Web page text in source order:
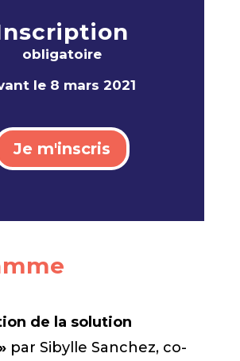
obligatoire
le 8 mars 2021
Je m'inscris
de la solution
par Sibylle Sanchez, co-